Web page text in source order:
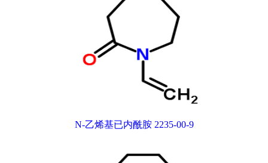
N-乙烯基已内酰胺 2235-00-9